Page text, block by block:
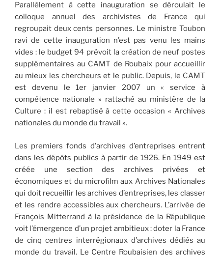
Parallèlement à cette inauguration se déroulait le
colloque annuel des archivistes de France qui
regroupait deux cents personnes. Le ministre Toubon
ravi de cette inauguration n’est pas venu les mains
vides : le budget 94 prévoit la création de neuf postes
supplémentaires au CAMT de Roubaix pour accueillir
au mieux les chercheurs et le public. Depuis, le CAMT
est devenu le 1er janvier 2007 un « service à
compétence nationale » rattaché au ministère de la
Culture : il est rebaptisé à cette occasion « Archives
nationales du monde du travail ».
Les premiers fonds d’archives d’entreprises entrent
dans les dépôts publics à partir de 1926. En 1949 est
créée une section des archives privées et
économiques et du microfilm aux Archives Nationales
qui doit recueillir les archives d’entreprises, les classer
et les rendre accessibles aux chercheurs. L’arrivée de
François Mitterrand à la présidence de la République
voit l’émergence d’un projet ambitieux : doter la France
de cinq centres interrégionaux d’archives dédiés au
monde du travail. Le Centre Roubaisien des archives